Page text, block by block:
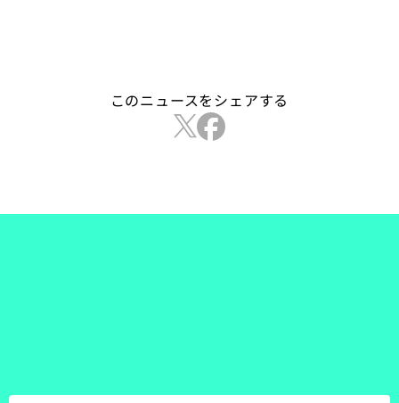
このニュースをシェアする